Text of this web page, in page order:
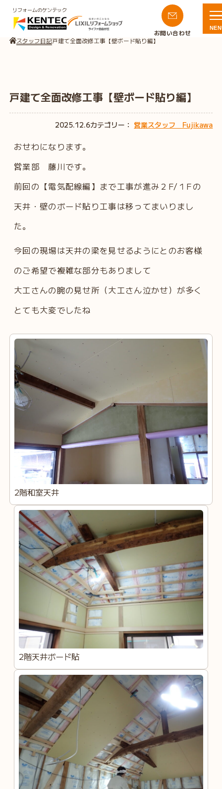
リフォームのケンテック
お問い合わせ
スタッフ日記戸建て全面改修工事【壁ボード貼り編】
戸建て全面改修工事【壁ボード貼り編】
2025.12.6カテゴリー： 営業スタッフ Fujikawa
おせわになります。
営業部 藤川です。
前回の【電気配線編】まで工事が進み２F/１Fの
天井・壁のボード貼り工事は移ってまいりまし
た。
今回の現場は天井の梁を見せるようにとのお客様
のご希望で複雑な部分もありまして
大工さんの腕の見せ所（大工さん泣かせ）が多く
とても大変でしたね
2階和室天井
2階天井ボード貼